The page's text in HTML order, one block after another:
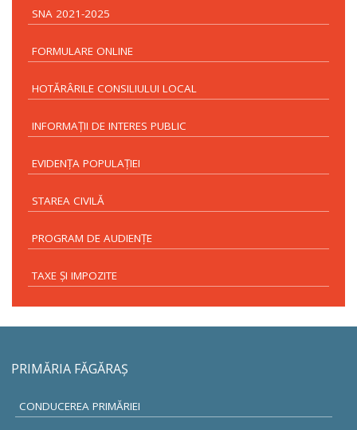
SNA 2021-2025
FORMULARE ONLINE
HOTĂRÂRILE CONSILIULUI LOCAL
INFORMAŢII DE INTERES PUBLIC
EVIDENŢA POPULAŢIEI
STAREA CIVILĂ
PROGRAM DE AUDIENŢE
TAXE ŞI IMPOZITE
PRIMĂRIA FĂGĂRAŞ
CONDUCEREA PRIMĂRIEI